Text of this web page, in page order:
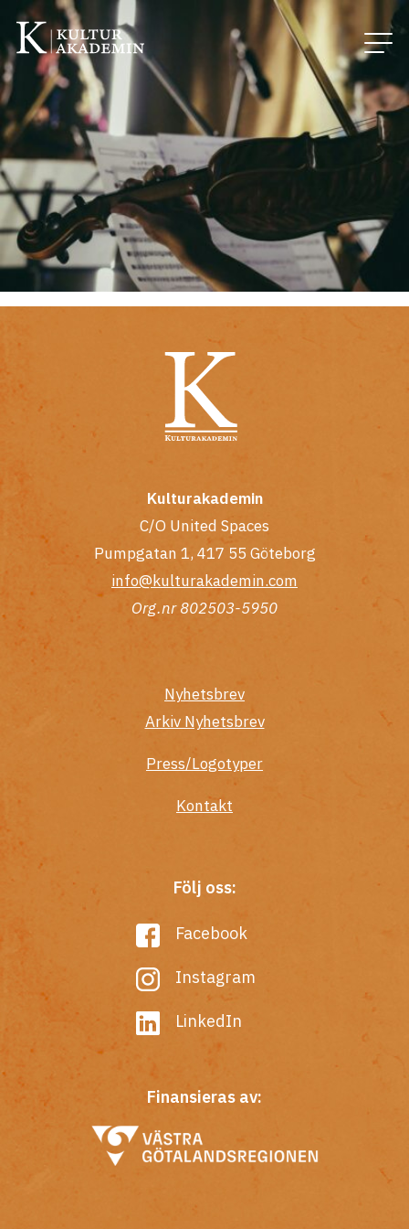
Kulturakademin
C/O United Spaces
Pumpgatan 1, 417 55 Göteborg
info@kulturakademin.com
Org.nr 802503-5950
Nyhetsbrev
Arkiv Nyhetsbrev
Press/Logotyper
Kontakt
Följ oss:
Facebook
Instagram
LinkedIn
Finansieras av: